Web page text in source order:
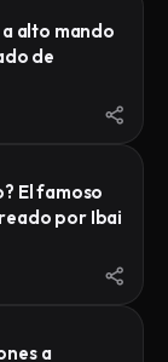
alto mando
de
El famoso
por Ibai
a